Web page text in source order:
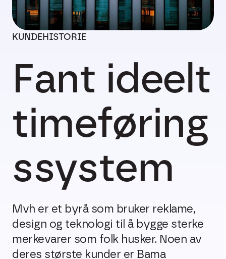
KUNDEHISTORIE
Fant ideelt
timeføring
ssystem
Mvh er et byrå som bruker reklame,
design og teknologi til å bygge sterke
merkevarer som folk husker. Noen av
deres største kunder er Bama